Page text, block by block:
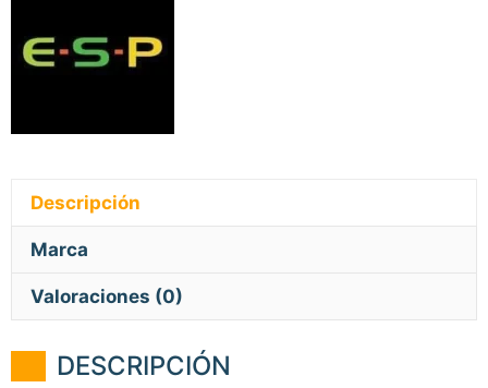
Descripción
Marca
Valoraciones (0)
DESCRIPCIÓN